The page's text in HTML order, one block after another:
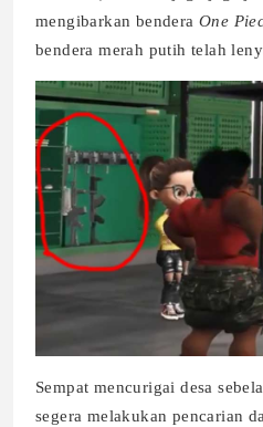
mengibarkan bendera One
bendera merah putih telah
Sempat mencurigai desa
segera melakukan pencarian